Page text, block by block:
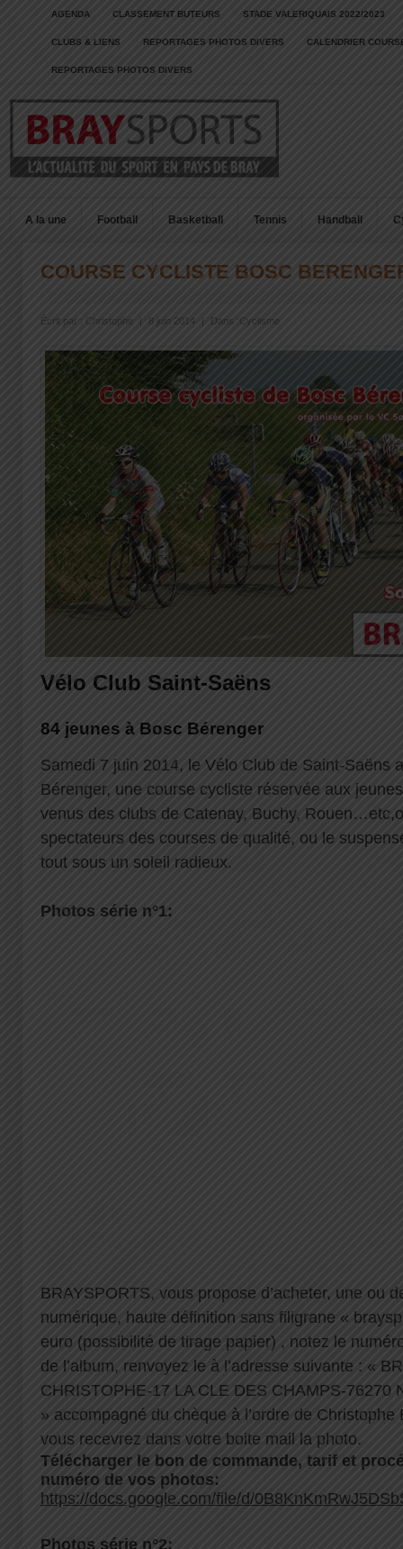
AGENDA CLASSEMENT BUTEURS STADE VALERIQUAIS 2022/2023
CLUBS & LIENS REPORTAGES PHOTOS DIVERS CALENDRIER
REPORTAGES PHOTOS DIVERS
A la une Football Basketball Tennis Handball
COURSE CYCLISTE BOSC
Écrit par : Christophe 8 juin 2014 Dans : Cyclisme
Vélo Club Saint-Saëns
84 jeunes à Bosc Bérenger
Samedi 7 juin 2014, le Vélo Club de Saint-Saëns
Bérenger, une course cycliste réservée aux
venus des clubs de Catenay, Buchy,
spectateurs des courses de qualité, ou le
tout sous un soleil radieux.
Photos série n°1:
BRAYSPORTS, vous propose d’acheter, une ou
numérique, haute définition sans filigrane «
euro (possibilité de tirage papier) , notez le
de l’album, renvoyez le à l’adresse suivante : «
CHRISTOPHE-17 LA CLE DES CHAMPS-76270
» accompagné du chèque à l’ordre de
vous recevrez dans votre boite mail la photo.
Télécharger le bon de commande, tarif et
numéro de vos photos:
https://docs.google.com/file/d/
Photos série n°2: